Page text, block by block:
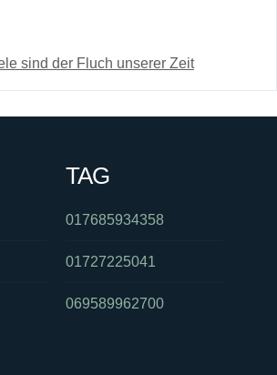
sind der Fluch unserer Zeit
TAG
017685934358
01727225041
069589962700